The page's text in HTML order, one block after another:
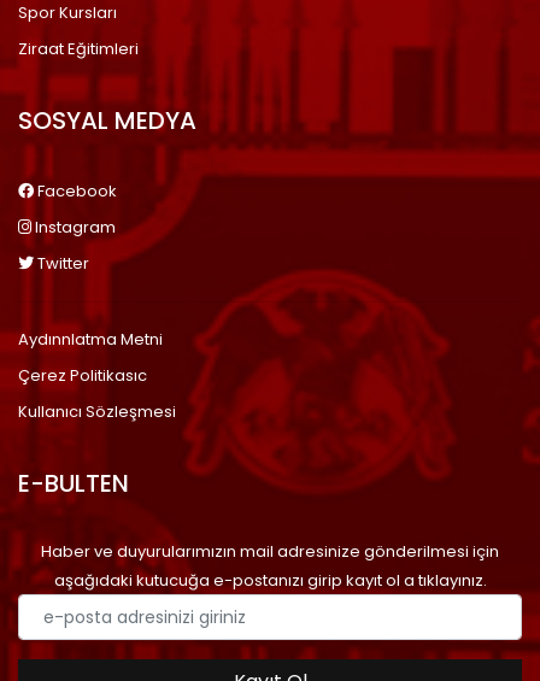
Spor Kursları
Ziraat Eğitimleri
SOSYAL MEDYA
Facebook
Instagram
Twitter
Aydınnlatma Metni
Çerez Politikasıc
Kullanıcı Sözleşmesi
E-BULTEN
Haber ve duyurularımızın mail adresinize gönderilmesi için
aşağıdaki kutucuğa e-postanızı girip kayıt ol a tıklayınız.